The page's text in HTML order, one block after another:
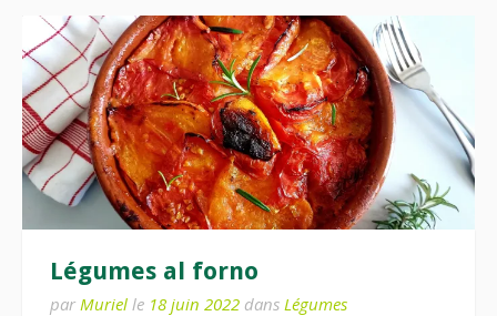
Légumes al forno
par Muriel le 18 juin 2022 dans Légumes